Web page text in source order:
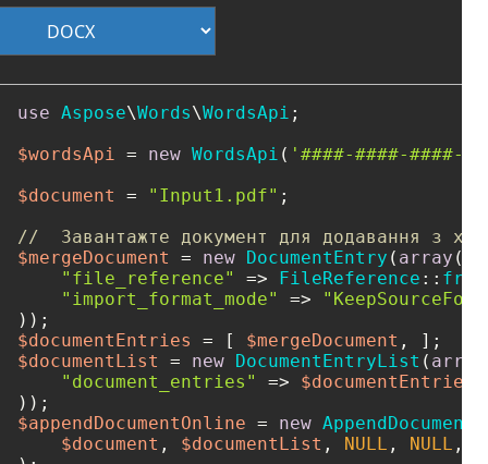
use Aspose\Words\WordsApi ;
$wordsApi = new WordsApi ( '####-####-####-
$document
= "Input1.pdf" ;
//  Завантажте документ для додавання з
$mergeDocument
= new DocumentEntry ( array (
"file_reference"
=> FileReference ::
"import_format_mode"
=>
$documentEntries
= [ $mergeDocument
$documentList
= new DocumentEntryList ( array
"document_entries"
=> $documentEntries
$appendDocumentOnline = new
$document , $documentList , NULL , NULL ,